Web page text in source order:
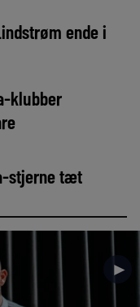
ende i
klubber
stjerne tæt
►